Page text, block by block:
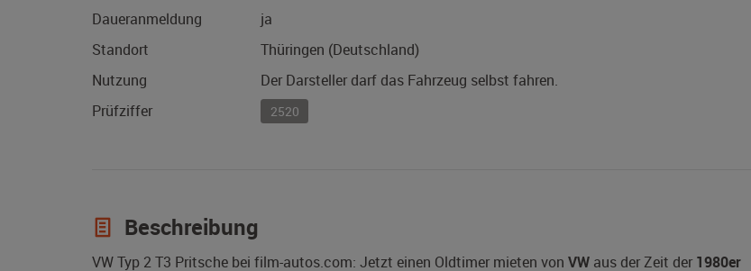
Daueranmeldung
ja
Standort
Thüringen (Deutschland)
Nutzung
Der Darsteller darf das Fahrzeug selbst fahren.
Prüfziffer
2520
Beschreibung
VW Typ 2 T3 Pritsche bei film-autos.com: Jetzt einen Oldtimer mieten von VW aus der Zeit der 1980er